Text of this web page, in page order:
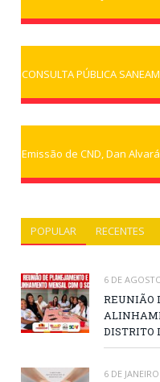
CONSULTA PÚBLICA
Emissão de CND, Dan
POPULAR RECENTES
6 DE
REUNIÃO
DISTRITO
6 DE